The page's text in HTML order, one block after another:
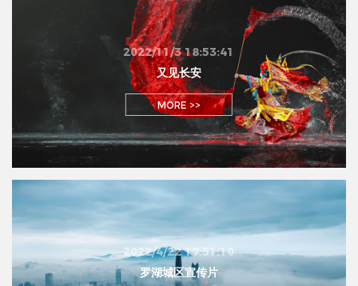
2022/11/3 18:53:41
又见长安
MORE >>
2022/4/22 17:51:10
罗湖城区宣传片